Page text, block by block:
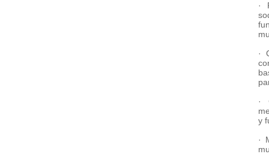
·
·
·
y
·